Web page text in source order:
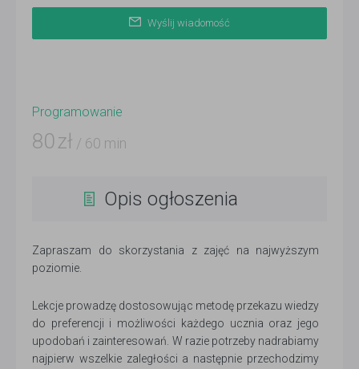
Wyślij wiadomość
Programowanie
80 zł / 60 min
Opis ogłoszenia
Zapraszam do skorzystania z zajęć na najwyższym
poziomie.
Lekcje prowadzę dostosowując metodę przekazu wiedzy
do preferencji i możliwości każdego ucznia oraz jego
upodobań i zainteresowań. W razie potrzeby nadrabiamy
najpierw wszelkie zaległości a następnie przechodzimy